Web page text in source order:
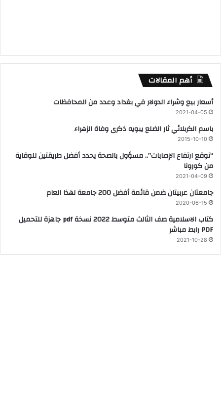
أهم المقالات
أسعار بيع وشراء الدولار في بغداد وعدد من المحافظات
2021-04-05
باسم الكربلائي ثار الضلع يبويه ذكرى وفاة الزهراء
2015-10-10
“توقع ارتفاع الإصابات”.. مسؤول بالصحة يحدد أفضل طريقتين للوقاية
من كورونا
2021-04-09
جامعتان عربيتان ضمن قائمة أفضل 200 جامعة لهذا العام
2020-06-15
كتاب الاسلامية صف الثالث متوسط 2022 نسخة pdf جاهزة للتحميل
PDF رابط مباشر
2021-10-28